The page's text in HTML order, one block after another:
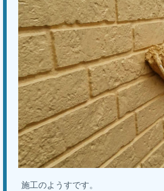
施工のようすです。